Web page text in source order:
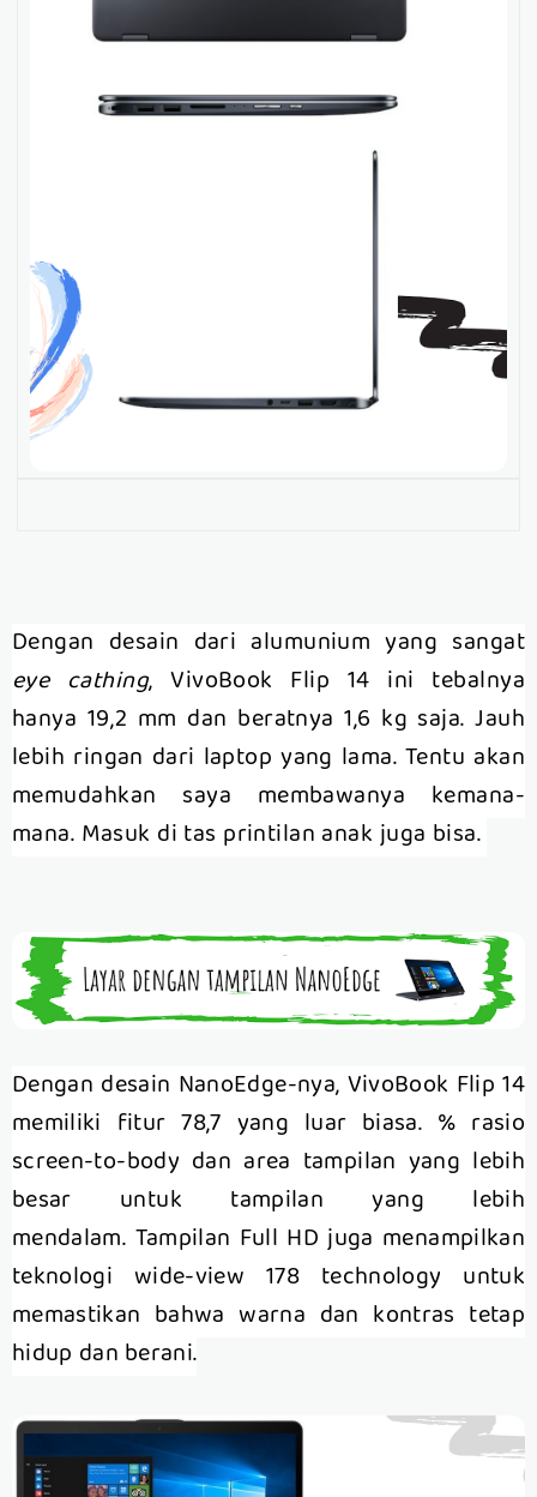
Dengan desain dari alumunium yang sangat
eye cathing, VivoBook Flip 14 ini tebalnya
hanya 19,2 mm dan beratnya 1,6 kg saja. Jauh
lebih ringan dari laptop yang lama. Tentu akan
memudahkan saya membawanya kemana-
mana. Masuk di tas printilan anak juga bisa.
Dengan desain NanoEdge-nya, VivoBook Flip 14
memiliki fitur 78,7 yang luar biasa. % rasio
screen-to-body dan area tampilan yang lebih
besar untuk tampilan yang lebih
mendalam. Tampilan Full HD juga menampilkan
teknologi wide-view 178 technology untuk
memastikan bahwa warna dan kontras tetap
hidup dan berani.